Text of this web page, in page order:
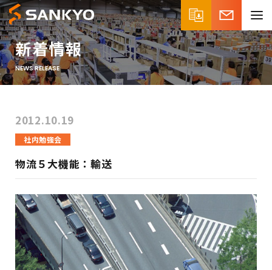
新着情報
NEWS RELEASE
2012.10.19
社内勉強会
物流５大機能：輸送